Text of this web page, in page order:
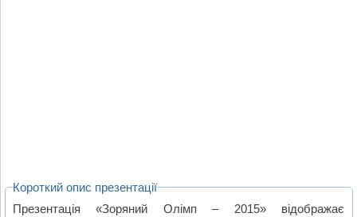
Короткий опис презентації
Презентація «Зоряний Олімп – 2015» відображає